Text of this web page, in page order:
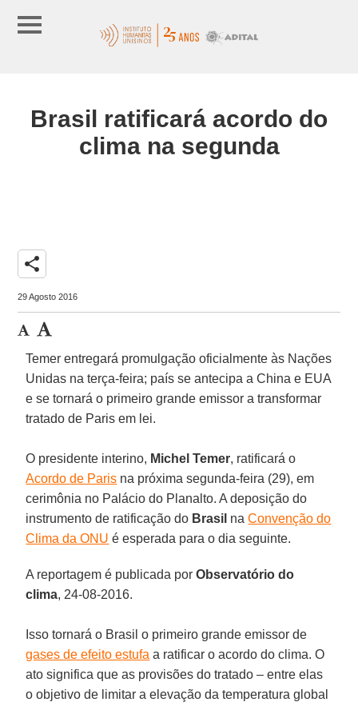
Brasil ratificará acordo do
clima na segunda
share
29 Agosto 2016
Temer entregará promulgação oficialmente às Nações
Unidas na terça-feira; país se antecipa a China e EUA
e se tornará o primeiro grande emissor a transformar
tratado de Paris em lei.
O presidente interino, Michel Temer, ratificará o
Acordo de Paris na próxima segunda-feira (29), em
cerimônia no Palácio do Planalto. A deposição do
instrumento de ratificação do Brasil naConvenção do
Clima da ONU é esperada para o dia seguinte.
A reportagem é publicada porObservatório do
clima, 24-08-2016.
Isso tornará o Brasil o primeiro grande emissor de
gases de efeito estufa a ratificar o acordo do clima. O
ato significa que as provisões do tratado – entre elas
o objetivo de limitar a elevação da temperatura global